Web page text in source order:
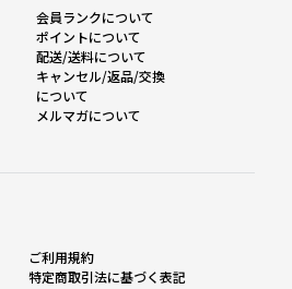
会員ランクについて
ポイントについて
配送/送料について
キャンセル/返品/交換
について
メルマガについて
ご利用規約
特定商取引法に基づく表記